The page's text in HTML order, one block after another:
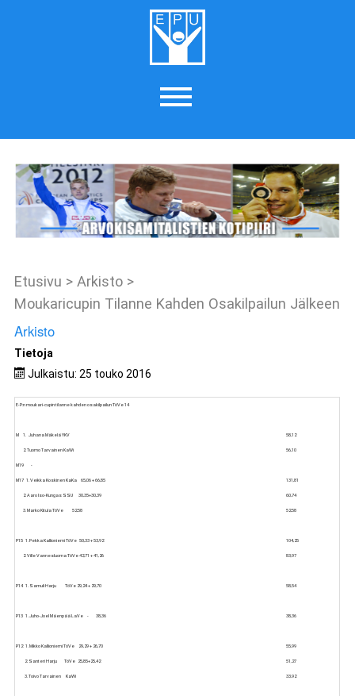
Etusivu > Arkisto >
Moukaricupin Tilanne Kahden Osakilpailun Jälkeen
Arkisto
Tietoja
Julkaistu: 25 touko 2016
E-P:n moukari-cupin tilanne kahden osakilpailun TöVe 14
M 1. Juhana Mäkelä YKV 58,12
2. Tuomo Tarvainen KaWi 56,10
M19 -
M17 1. Veikka Koskinen KaKa 65,06 + 66,85 131,81
2. Aaro Iso-Kungas SSU 30,35+30,39 60,74
3. Marko Kitula TöVe 52,58 52,58
P15 1. Pekka Kallioniemi TöVe 50,33 + 53,92 104,25
2. Ville Vannesluoma TöVe 42,71 + 41,26 83,97
P14 1. Samuli Harju TöVe 29,24 + 29,70 58,54
P13 1. Juho-Joel Mäenpää LaVe - 38,36 38,36
P12 1. Mikko Kallioniemi TöVe 29,29 + 26,70 55,99
2. Santeri Harju TöVe 25,85+25,42 51,27
3. Toivo Tarvainen KaWi 33,92